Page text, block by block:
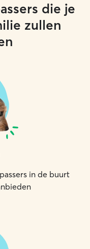
die je
zullen
in de buurt